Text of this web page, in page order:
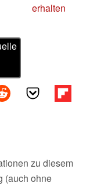
erhalten
zu diesem
(auch ohne